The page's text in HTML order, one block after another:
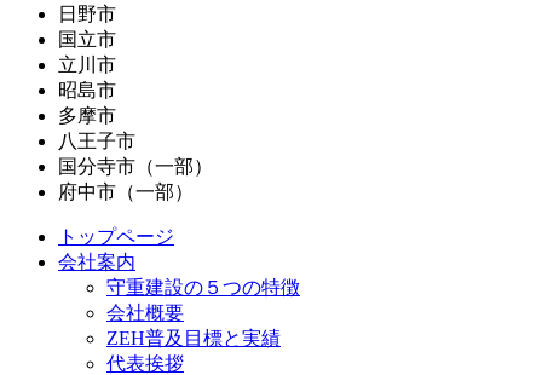
日野市
国立市
立川市
昭島市
多摩市
八王子市
国分寺市（一部）
府中市（一部）
トップページ
会社案内
守重建設の５つの特徴
会社概要
ZEH普及目標と実績
代表挨拶